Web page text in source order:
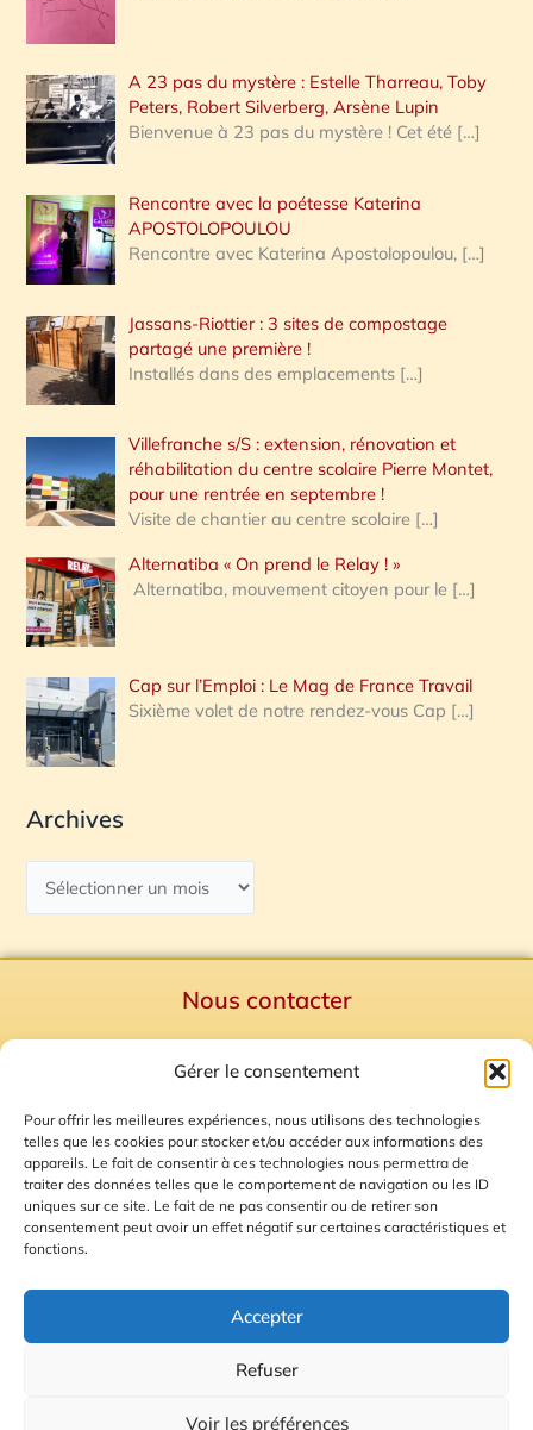
Gérer le consentement
Pour offrir les meilleures expériences, nous utilisons des technologies
telles que les cookies pour stocker et/ou accéder aux informations des
appareils. Le fait de consentir à ces technologies nous permettra de
traiter des données telles que le comportement de navigation ou les ID
uniques sur ce site. Le fait de ne pas consentir ou de retirer son
consentement peut avoir un effet négatif sur certaines caractéristiques et
fonctions.
Accepter
Refuser
Voir les préférences
A 23 pas du mystère : Estelle Tharreau, Toby
Peters, Robert Silverberg, Arsène Lupin
Bienvenue à 23 pas du mystère ! Cet été […]
Rencontre avec la poétesse Katerina
APOSTOLOPOULOU
Rencontre avec Katerina Apostolopoulou, […]
Jassans-Riottier : 3 sites de compostage
partagé une première !
Installés dans des emplacements […]
Villefranche s/S : extension, rénovation et
réhabilitation du centre scolaire Pierre Montet,
pour une rentrée en septembre !
Visite de chantier au centre scolaire […]
Alternatiba « On prend le Relay ! »
Alternatiba, mouvement citoyen pour le […]
Cap sur l’Emploi : Le Mag de France Travail
Sixième volet de notre rendez-vous Cap […]
Archives
Nous contacter
Mentions Légales
Plan du site
Gestion des Cookies
© 2026 Radio Calade